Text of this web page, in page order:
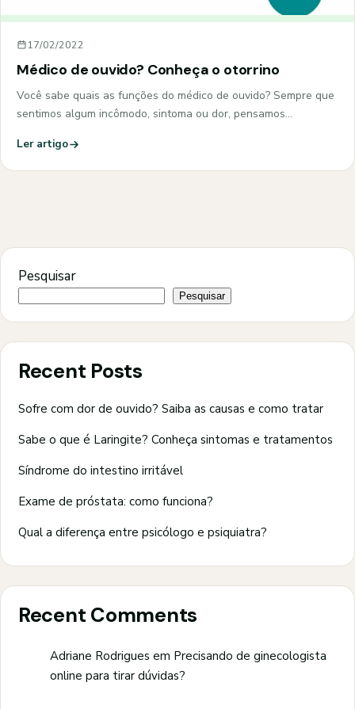
17/02/2022
Médico de ouvido? Conheça o otorrino
Você sabe quais as funções do médico de ouvido? Sempre que
sentimos algum incômodo, sintoma ou dor, pensamos…
Ler artigo
Pesquisar
Pesquisar
Recent Posts
Sofre com dor de ouvido? Saiba as causas e como tratar
Sabe o que é Laringite? Conheça sintomas e tratamentos
Síndrome do intestino irritável
Exame de próstata: como funciona?
Qual a diferença entre psicólogo e psiquiatra?
Recent Comments
Adriane Rodrigues em Precisando de ginecologista
online para tirar dúvidas?